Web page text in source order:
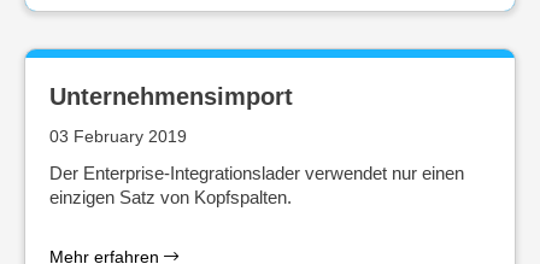
Unternehmensimport
03 February 2019
Der Enterprise-Integrationslader verwendet nur einen
einzigen Satz von Kopfspalten.
Mehr erfahren